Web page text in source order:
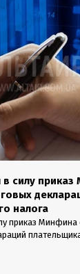
в силу
налога
приказ